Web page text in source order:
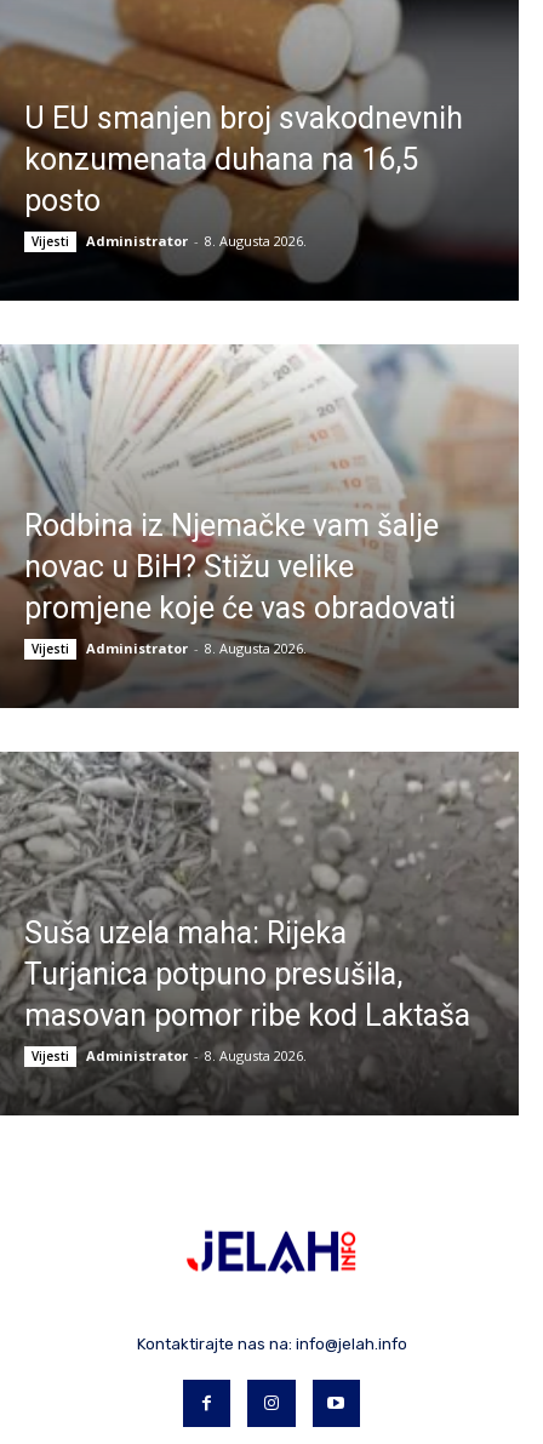
U EU smanjen broj svakodnevnih
konzumenata duhana na 16,5
posto
Vijesti Administrator - 8. Augusta 2026.
Rodbina iz Njemačke vam šalje
novac u BiH? Stižu velike
promjene koje će vas obradovati
Vijesti Administrator - 8. Augusta 2026.
Suša uzela maha: Rijeka
Turjanica potpuno presušila,
masovan pomor ribe kod Laktaša
Vijesti Administrator - 8. Augusta 2026.
Kontaktirajte nas na: info@jelah.info